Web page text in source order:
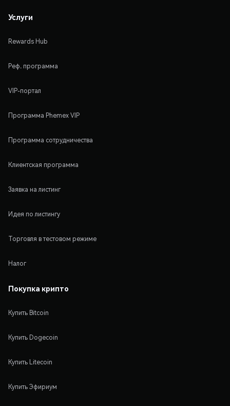
Услуги
Rewards Hub
Реф. программа
VIP-портал
Программа Phemex VIP
Программа сотрудничества
Клиентская программа
Заявка на листинг
Идея по листингу
Торговля в тестовом режиме
Налог
Покупка крипто
Купить Bitcoin
Купить Dogecoin
Купить Litecoin
Купить Эфириум